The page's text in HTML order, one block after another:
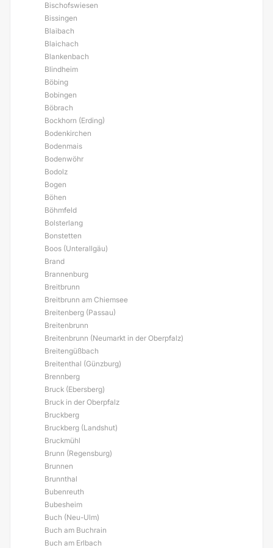
Bischofswiesen
Bissingen
Blaibach
Blaichach
Blankenbach
Blindheim
Böbing
Bobingen
Böbrach
Bockhorn (Erding)
Bodenkirchen
Bodenmais
Bodenwöhr
Bodolz
Bogen
Böhen
Böhmfeld
Bolsterlang
Bonstetten
Boos (Unterallgäu)
Brand
Brannenburg
Breitbrunn
Breitbrunn am Chiemsee
Breitenberg (Passau)
Breitenbrunn
Breitenbrunn (Neumarkt in der Oberpfalz)
Breitengüßbach
Breitenthal (Günzburg)
Brennberg
Bruck (Ebersberg)
Bruck in der Oberpfalz
Bruckberg
Bruckberg (Landshut)
Bruckmühl
Brunn (Regensburg)
Brunnen
Brunnthal
Bubenreuth
Bubesheim
Buch (Neu-Ulm)
Buch am Buchrain
Buch am Erlbach